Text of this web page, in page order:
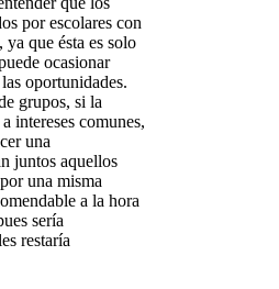
por escolares con
ya que ésta es solo
ocasionar
oportunidades.
grupos, si la
intereses comunes,
una
juntos aquellos
una misma
a la hora
sería
restaría